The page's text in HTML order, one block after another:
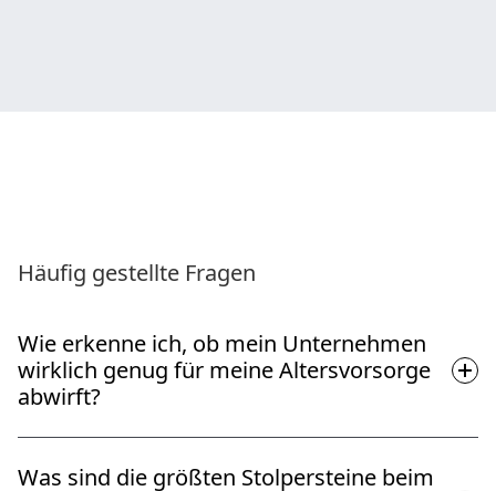
Häufig gestellte Fragen
Wie erkenne ich, ob mein Unternehmen
wirklich genug für meine Altersvorsorge
abwirft?
externen, unabhängigen Unternehmensbewertung
Was sind die größten Stolpersteine beim